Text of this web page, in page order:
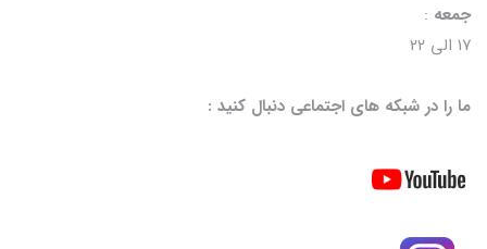
جمعه :
۱۷ الی ۲۲
ما را در شبکه های اجتماعی دنبال کنید :